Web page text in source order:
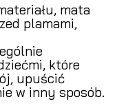
mata
plamami,
które
upuścić
w inny sposób.